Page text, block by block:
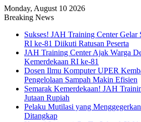
Monday, August 10 2026
Breaking News
Sukses! JAH Training Center Gelar
RI ke-81 Diikuti Ratusan Peserta
JAH Training Center Ajak Warga
Kemerdekaan RI ke-81
Dosen Ilmu Komputer UPER
Pengelolaan Sampah Makin Efisien
Semarak Kemerdekaan! JAH
Jutaan Rupiah
Pelaku Mutilasi yang
Ditangkap